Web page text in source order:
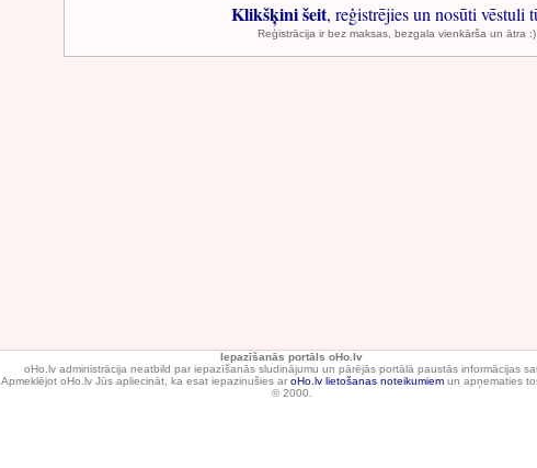
Klikšķini šeit, reģistrējies un nosūti vēstuli
Reģistrācija ir bez maksas, bezgala vienkārša un ātra :)
Iepazīšanās portāls oHo.lv
oHo.lv administrācija neatbild par iepazīšanās sludinājumu un pārējās portālā paustās informācijas
Apmeklējot oHo.lv Jūs apliecināt, ka esat iepazinušies ar oHo.lv lietošanas noteikumiem un apņematies
© 2000.